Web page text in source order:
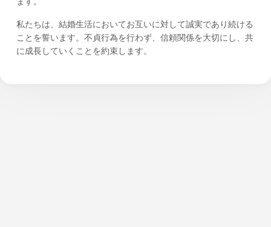
私たちは、結婚生活においてお互いに対して誠実であり続ける
ことを誓います。不貞行為を行わず、信頼関係を大切にし、共
に成長していくことを約束します。